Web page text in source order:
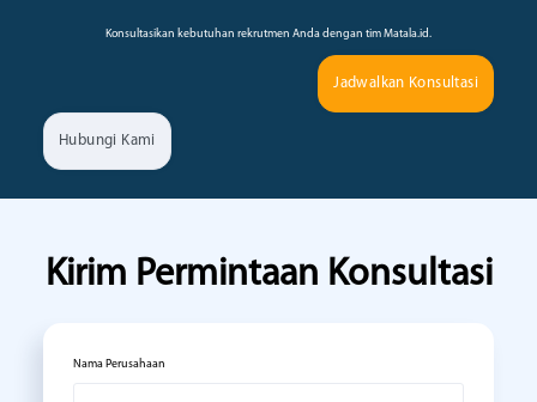
Konsultasikan kebutuhan rekrutmen Anda dengan tim Matala.id.
Jadwalkan Konsultasi
Hubungi Kami
Kirim Permintaan Konsultasi
Nama Perusahaan